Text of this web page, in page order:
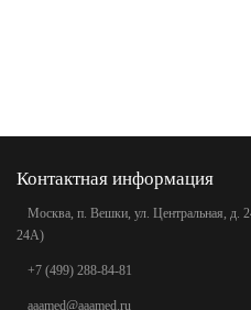
Контактная информация
Москва, п. Вешки, ул. Центральная, д.
24А)
+7 (499) 288-84-81
aaamed@aaamed.ru